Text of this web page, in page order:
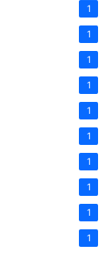
1
1
1
1
1
1
1
1
1
1